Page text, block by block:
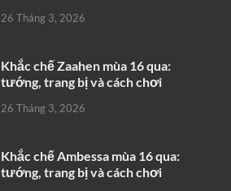
26 Tháng 3, 2026
Khắc chế Zaahen mùa 16 qua:
tướng, trang bị và cách chơi
26 Tháng 3, 2026
Khắc chế Ambessa mùa 16 qua:
tướng, trang bị và cách chơi